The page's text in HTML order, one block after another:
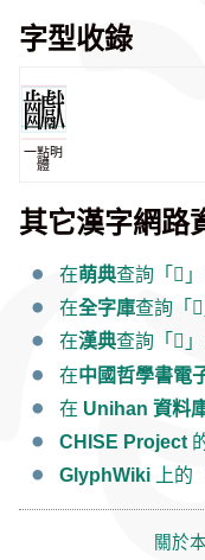
字型收錄
一點明
體
其它漢字網路
在萌典查詢「𪚋
在全字庫查詢「
在漢典查詢「𪚋
在中國哲學書電
在 Unihan 資料
CHISE Project
GlyphWiki 上的
關於